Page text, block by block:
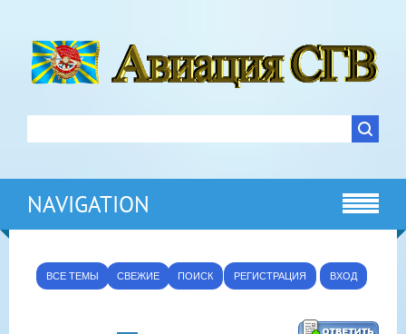
NAVIGATION
ВСЕ ТЕМЫ СВЕЖИЕ ПОИСК РЕГИСТРАЦИЯ ВХОД